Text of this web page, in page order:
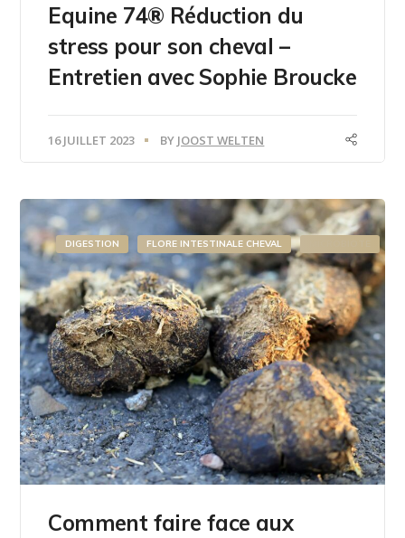
Equine 74® Réduction du
stress pour son cheval –
Entretien avec Sophie Broucke
16 JUILLET 2023 BY JOOST WELTEN
DIGESTION FLORE INTESTINALE CHEVAL
Comment faire face aux